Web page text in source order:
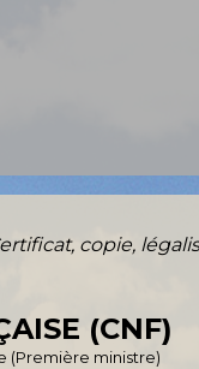
copie,
(CNF)
(Première ministre)